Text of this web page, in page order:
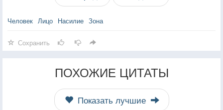
Человек Лицо Насилие Зона
Сохранить
ПОХОЖИЕ ЦИТАТЫ
Показать лучшие